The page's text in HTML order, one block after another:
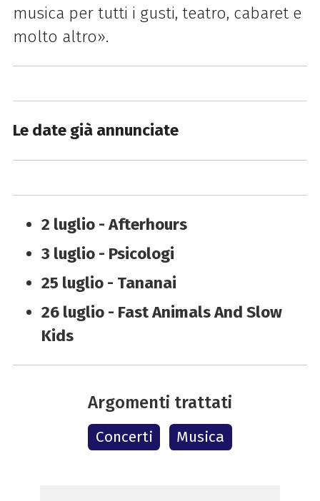
musica per tutti i gusti, teatro, cabaret e
molto altro».
Le date già annunciate
2 luglio - Afterhours
3 luglio - Psicologi
25 luglio - Tananai
26 luglio - Fast Animals And Slow
Kids
Argomenti trattati
Concerti Musica